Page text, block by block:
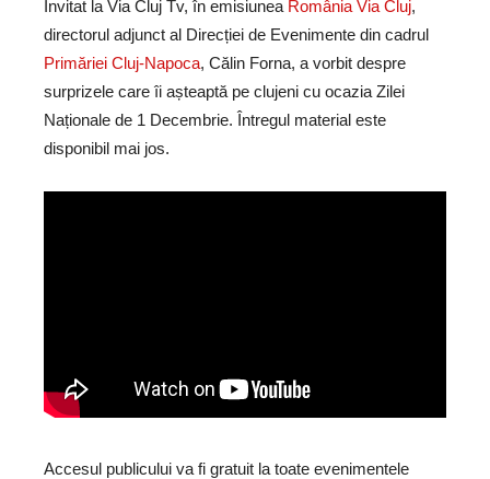
Invitat la Via Cluj Tv, în emisiunea România Via Cluj,
directorul adjunct al Direcției de Evenimente din cadrul
Primăriei Cluj-Napoca, Călin Forna, a vorbit despre
surprizele care îi așteaptă pe clujeni cu ocazia Zilei
Naționale de 1 Decembrie. Întregul material este
disponibil mai jos.
Accesul publicului va fi gratuit la toate evenimentele